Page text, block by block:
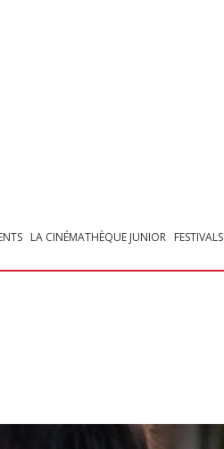
LA CINÉMATHÈQUE JUNIOR FESTIVALS